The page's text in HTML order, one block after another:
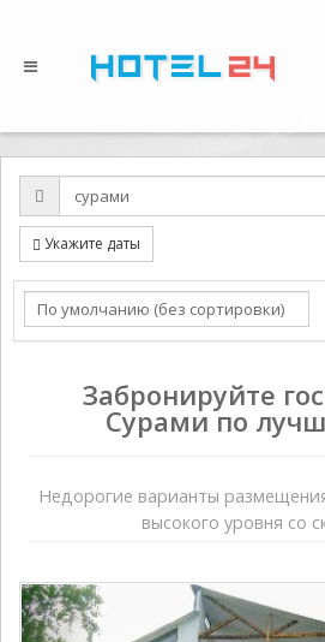
Укажите даты
Забронируйте
Сурами по
Недорогие варианты
высокого уровня со
Previous